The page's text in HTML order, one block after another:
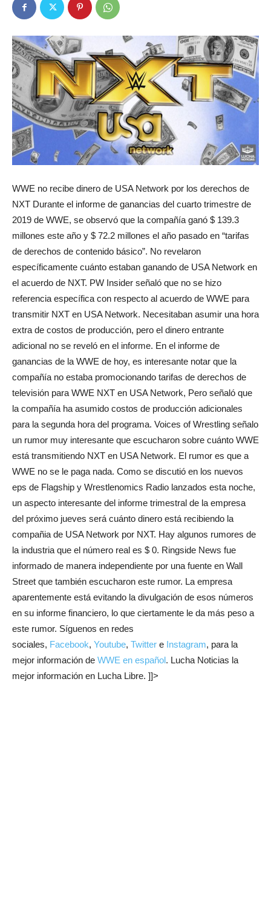
WWE no recibe dinero de USA Network por los derechos de
NXT Durante el informe de ganancias del cuarto trimestre de
2019 de WWE, se observó que la compañía ganó $ 139.3
millones este año y $ 72.2 millones el año pasado en “tarifas
de derechos de contenido básico”. No revelaron
específicamente cuánto estaban ganando de USA Network en
el acuerdo de NXT. PW Insider señaló que no se hizo
referencia específica con respecto al acuerdo de WWE para
transmitir NXT en USA Network. Necesitaban asumir una hora
extra de costos de producción, pero el dinero entrante
adicional no se reveló en el informe. En el informe de
ganancias de la WWE de hoy, es interesante notar que la
compañía no estaba promocionando tarifas de derechos de
televisión para WWE NXT en USA Network, Pero señaló que
la compañía ha asumido costos de producción adicionales
para la segunda hora del programa. Voices of Wrestling señalo
un rumor muy interesante que escucharon sobre cuánto WWE
está transmitiendo NXT en USA Network. El rumor es que a
WWE no se le paga nada. Como se discutió en los nuevos
eps de Flagship y Wrestlenomics Radio lanzados esta noche,
un aspecto interesante del informe trimestral de la empresa
del próximo jueves será cuánto dinero está recibiendo la
compañia de USA Network por NXT. Hay algunos rumores de
la industria que el número real es $ 0. Ringside News fue
informado de manera independiente por una fuente en Wall
Street que también escucharon este rumor. La empresa
aparentemente está evitando la divulgación de esos números
en su informe financiero, lo que ciertamente le da más peso a
este rumor. Síguenos en redes
sociales, Facebook, Youtube, Twitter e Instagram, para la
mejor información de WWE en español. Lucha Noticias la
mejor información en Lucha Libre. ]]>